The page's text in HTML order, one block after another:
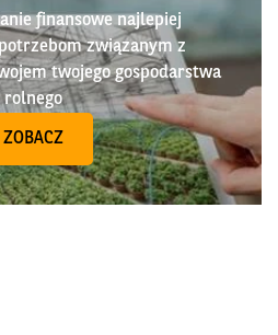
finansowe najlepiej
związanym z
twojego gospodarstwa
rolnego
ZOBACZ